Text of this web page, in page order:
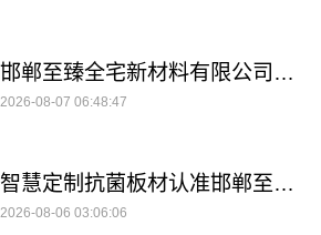
邯郸至臻全宅新材料有限公司提供邯山健康设计
2026-08-07 06:48:47
智慧定制抗菌板材认准邯郸至臻全宅新材料有限公司
2026-08-06 03:06:06